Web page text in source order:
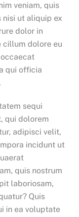
veniam, quis
ut aliquip ex
dolor in
cillum dolore eu
qui officia
sequi
qui dolorem
adipisci velit,
incidunt ut
quis nostrum
laboriosam,
Quis
in ea voluptate